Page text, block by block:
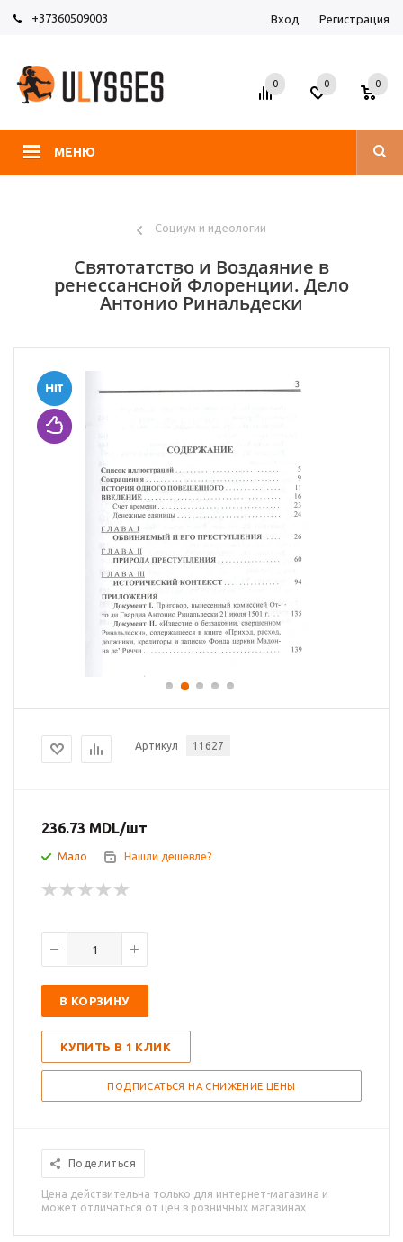
+37360509003 Вход Регистрация
МЕНЮ
0 0 0
Социум и идеологии
Святотатство и Воздаяние в
ренессансной Флоренции. Дело
Антонио Ринальдески
Артикул 11627
236.73 MDL/шт
Мало Нашли дешевле?
В КОРЗИНУ
КУПИТЬ В 1 КЛИК
ПОДПИСАТЬСЯ НА СНИЖЕНИЕ ЦЕНЫ
Поделиться
Цена действительна только для интернет-магазина и
может отличаться от цен в розничных магазинах